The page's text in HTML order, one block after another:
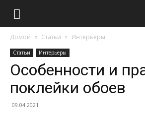
Домой Статьи Интерьеры
Статьи Интерьеры
Особенности и
поклейки обоев
09.04.2021